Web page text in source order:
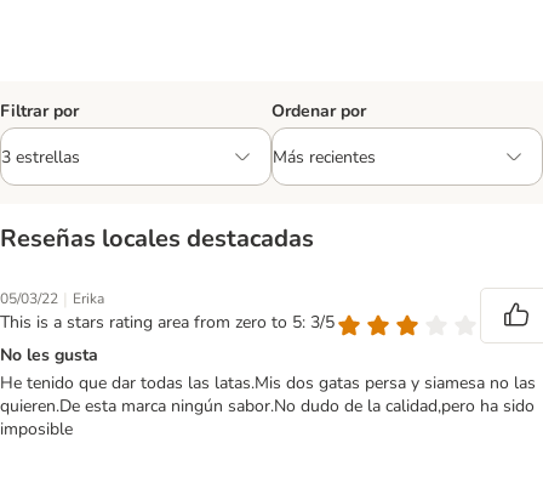
Filtrar por Ordenar por
Reseñas locales destacadas
05/03/22 | Erika
This is a stars rating area from zero to 5: 3/5
No les gusta
He tenido que dar todas las latas.Mis dos gatas persa y siamesa no las
quieren.De esta marca ningún sabor.No dudo de la calidad,pero ha sido
imposible